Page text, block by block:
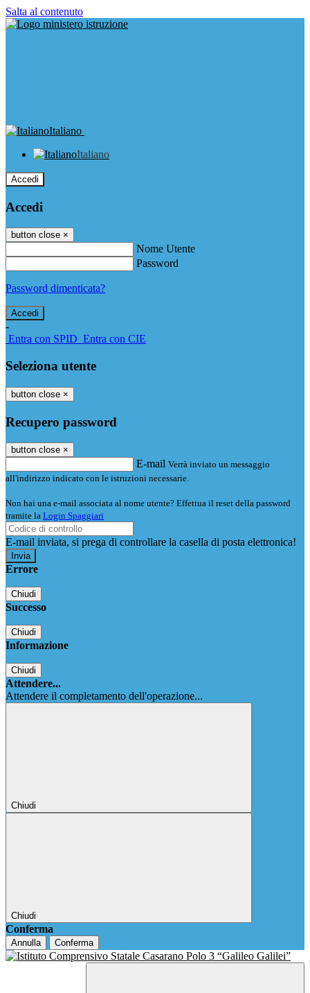
Salta al contenuto
Italiano
Italiano
Accedi
Accedi
button close ×
Nome Utente
Password
Password dimenticata?
-
Entra con SPID Entra con CIE
Seleziona utente
button close ×
Recupero password
button close ×
E-mail Verrà inviato un messaggio
all'indirizzo indicato con le istruzioni necessarie.
Non hai una e-mail associata al nome utente? Effettua il reset della password
tramite la Login Spaggiari
E-mail inviata, si prega di controllare la casella di posta elettronica!
Errore
Chiudi
Successo
Chiudi
Informazione
Chiudi
Attendere...
Attendere il completamento dell'operazione...
Chiudi
Chiudi
Conferma
Annulla Conferma